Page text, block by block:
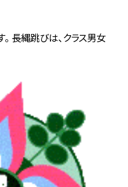
長縄跳びは、クラス男女